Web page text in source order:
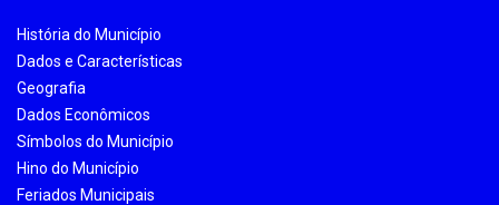
História do Município
Dados e Características
Geografia
Dados Econômicos
Símbolos do Município
Hino do Município
Feriados Municipais